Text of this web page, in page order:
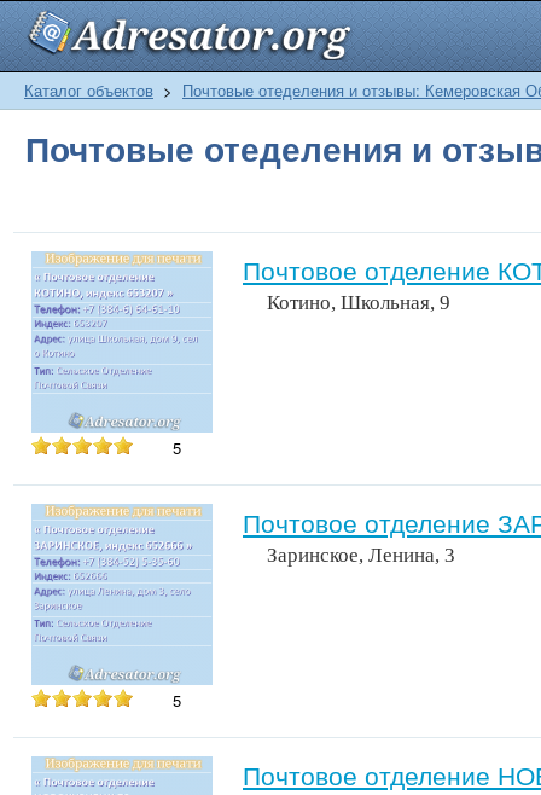
Каталог объектов > Почтовые отеделения и отзывы: Кемеровская
Почтовые отеделения и
5
Почтовое отделение
Котино, Школьная, 9
5
Почтовое отделение
Заринское, Ленина, 3
Почтовое отделение